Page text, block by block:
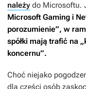
należy do Microsoftu.
Microsoft Gaming i
porozumienie”, w
spółki mają trafić na
koncernu”.
Choć niejako
dla części osób